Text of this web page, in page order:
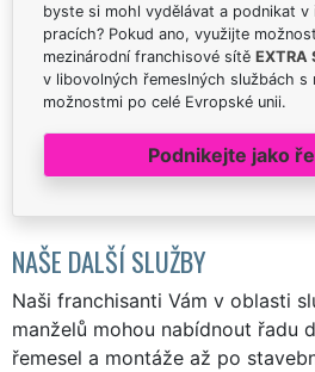
byste si mohl vydělávat a podnikat v
pracích? Pokud ano, využijte
mezinárodní franchisové sítě EXTRA
v libovolných řemeslných službách s
možnostmi po celé Evropské unii.
Podnikejte jako
NAŠE DALŠÍ SLUŽBY
Naši franchisanti Vám v oblasti
manželů mohou nabídnout řadu
řemesel a montáže až po